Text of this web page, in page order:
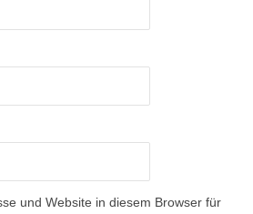
und Website in diesem Browser für